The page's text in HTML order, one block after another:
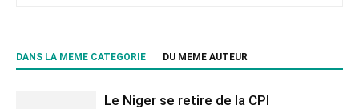
DANS LA MEME CATEGORIE DU MEME AUTEUR
Le Niger se retire de la CPI